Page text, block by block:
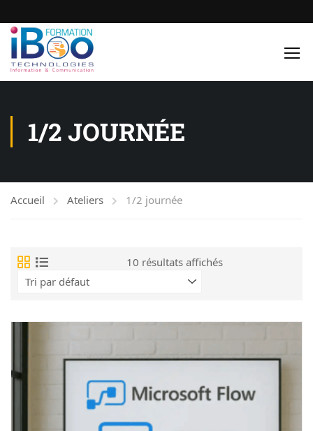
1/2 JOURNÉE
Accueil Ateliers 1/2 journée
10 résultats affichés